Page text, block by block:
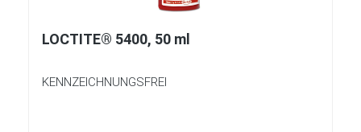
LOCTITE® 5400, 50 ml
KENNZEICHNUNGSFREI